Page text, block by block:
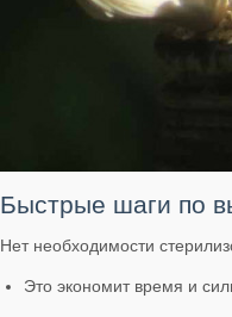
Быстрые шаги по
Нет необходимости
Это экономит время и